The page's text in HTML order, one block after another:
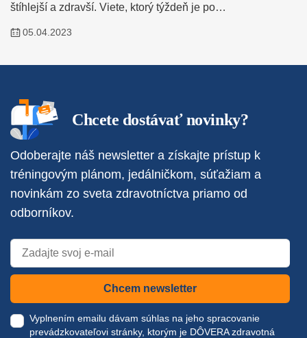
štíhlejší a zdravší. Viete, ktorý týždeň je po…
05.04.2023
Chcete dostávať novinky?
Odoberajte náš newsletter a získajte prístup k
tréningovým plánom, jedálničkom, súťažiam a
novinkám zo sveta zdravotníctva priamo od
odborníkov.
Chcem newsletter
Vyplnením emailu dávam súhlas na jeho spracovanie
prevádzkovateľovi stránky, ktorým je DÔVERA zdravotná